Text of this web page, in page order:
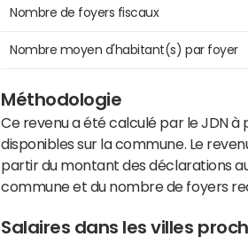
Nombre de foyers fiscaux
Nombre moyen d'habitant(s) par foyer
Méthodologie
Ce revenu a été calculé par le JDN
disponibles sur la commune. Le
partir du montant des déclarations
commune et du nombre de foyers
Salaires dans les villes